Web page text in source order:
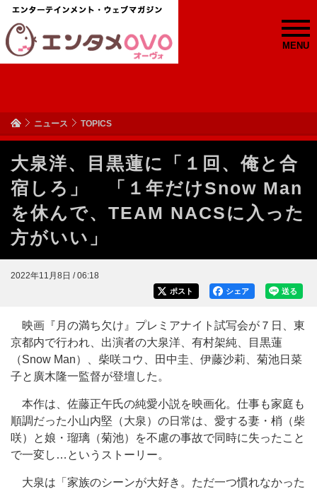
MENU
ニュース TOPICS
大泉洋、目黒蓮に「１回、俺と合
宿しろ」 「１年だけSnow Man
を休んで、TEAM NACSに入った
方がいい」
2022年11月8日 / 06:18
送る
シェア
ポスト
映画『月の満ち欠け』プレミアナイト試写会が７日、東
京都内で行われ、出演者の大泉洋、有村架純、目黒蓮
（Snow Man）、柴咲コウ、田中圭、伊藤沙莉、菊池日菜
子と廣木隆一監督が登壇した。
本作は、佐藤正午氏の純愛小説を映画化。仕事も家庭も
順調だった小山内堅（大泉）の日常は、愛する妻・梢（柴
咲）と娘・瑠璃（菊池）を不慮の事故で同時に失ったこと
で一変し…というストーリー。
大泉は「家族のシーンが大好き。ただ一つ慣れなかった